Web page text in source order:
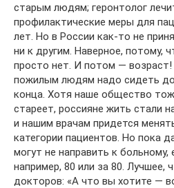
старым людям; геронтолог
профилактические меры для
лет. Но в России как-то не
ни к другим. Наверное, потому,
просто нет. И потом — возраст!
пожилым людям надо сидеть
конца. Хотя наше общество
стареет, россияне жить стали
и нашим врачам придется
категории пациентов. Но пока
могут не направить к больному,
например, 80 или за 80.
докторов: «А что вы хотите —